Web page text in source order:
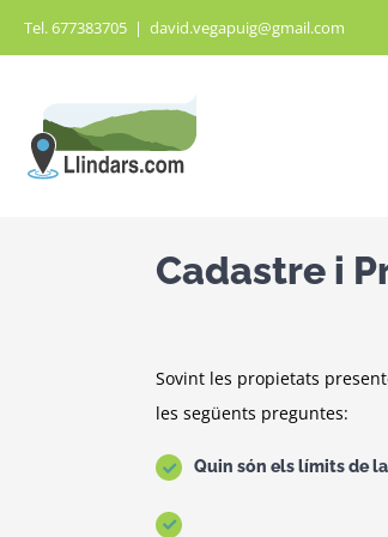
Saltar
al
Tel. 677383705 | david.vegapuig@gmail.com
Cadastre i
Sovint les propietats
les següents preguntes:
Quin són els límits de